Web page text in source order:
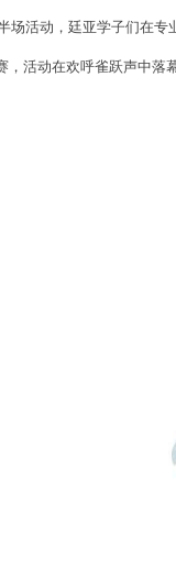
活动，廷亚学子们在专业
，活动在欢呼雀跃声中落